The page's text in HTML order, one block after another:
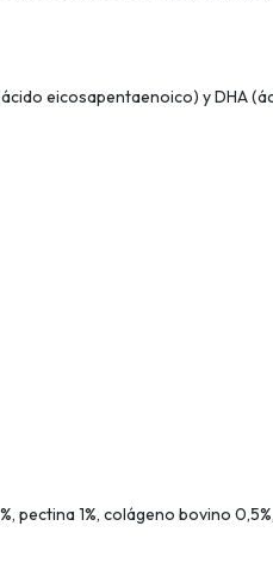
eicosapentaenoico) y DHA
pectina 1%, colágeno bovino 0,5%,